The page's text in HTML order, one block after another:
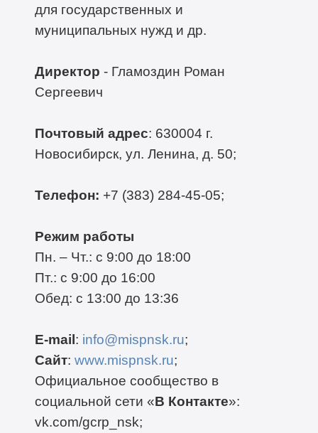
для государственных и
муниципальных нужд и др.
Директор - Гламоздин Роман
Сергеевич
Почтовый адрес: 630004 г.
Новосибирск, ул. Ленина, д. 50;
Телефон: +7 (383) 284-45-05;
Режим работы
Пн. – Чт.: с 9:00 до 18:00
Пт.: с 9:00 до 16:00
Обед: с 13:00 до 13:36
E-mail: info@mispnsk.ru;
Сайт: www.mispnsk.ru;
Официальное сообщество в
социальной сети «В Контакте»:
vk.com/gcrp_nsk;